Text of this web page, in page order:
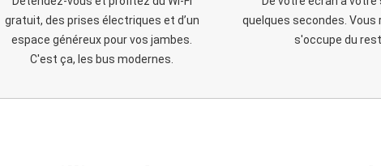
gratuit, des prises électriques et d’un
espace généreux pour vos jambes.
C'est ça, les bus modernes.
quelques secondes. Vous
s'occupe du